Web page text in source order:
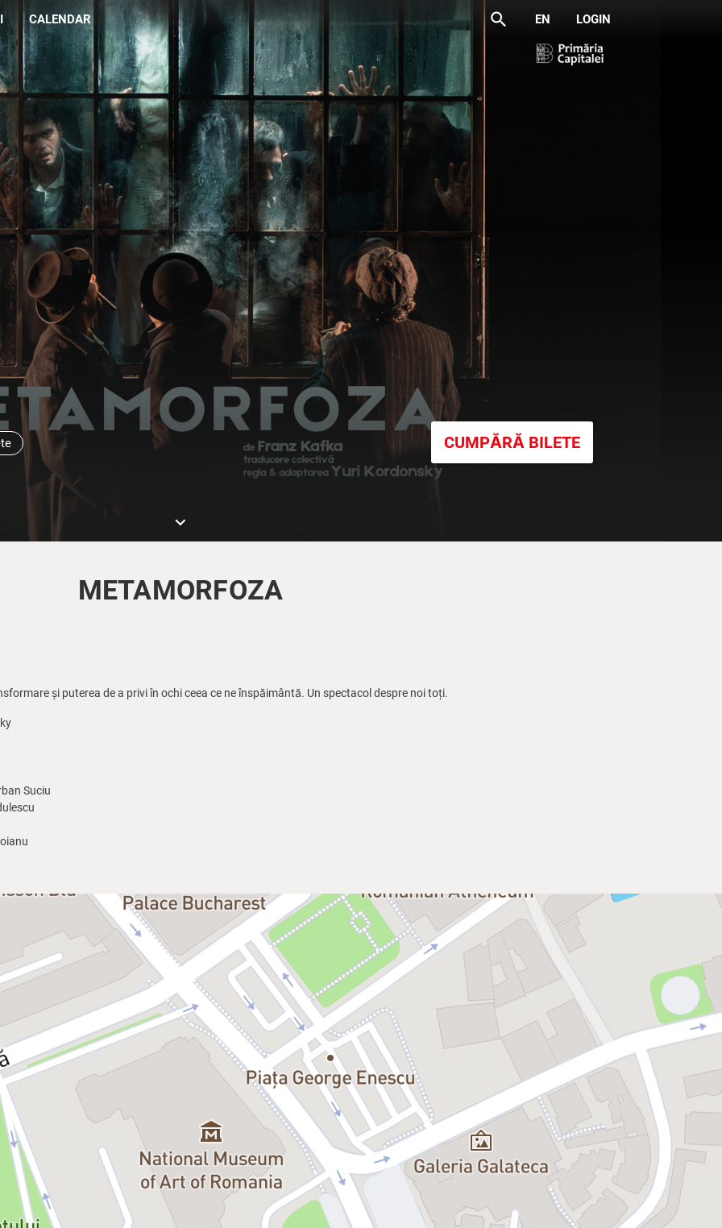
CALENDAR search EN LOGIN
CUMPĂRĂ BILETE
keyboard_arrow_down
METAMORFOZA
și puterea de a privi în ochi ceea ce ne înspăimântă. Un spectacol despre noi toți.
Suciu
, te lovește ca o palmă peste față. Un bărbat se trezește transformat într-o insectă. Mai exact, într-
din familia Chrysopidae și subfamilia Chrysopinae. Fără explicație. Fără scăpare. Brutal. Absurd. Gregor
de încredere, devine peste noapte un corp de neatins. Familia lui, speriată la început, îl șterge treptat, în
dincolo de fereastră, lumea își vede de drum, nepăsătoare. La fel ca noi, în fiecare dimineață, Gregor se
se clatină, pereții se sfărâmă, ușile nu se mai deschid, iar tăcerea se întinde ca o boală. Și rămâne prins,
cine se teme că a devenit.
nu e despre o insectă, ci despre fiecare dintre noi. Despre cum frumusețea și cruzimea, dragostea și
împreună în orice familie, în orice casă, în orice lume. Kafka lasă această rană deschisă. Noi o păstrăm
într-o insectă, o larvă deChrysopa perla. Lumea nu observă: e frântă, indiferentă, ternă. Și totuși,
naște o frumusețe fragilă. Pentru că nicio metamorfoză nu e completă până nu-și întregește ciclul.
E o oglindă. Așa cum spunea Nabokov:fiecare om are aripi – dacă ar ști doar cum să le deschidă…”
Alex Popa, Dan Pughineanu, Mircea Alexandru Băluță